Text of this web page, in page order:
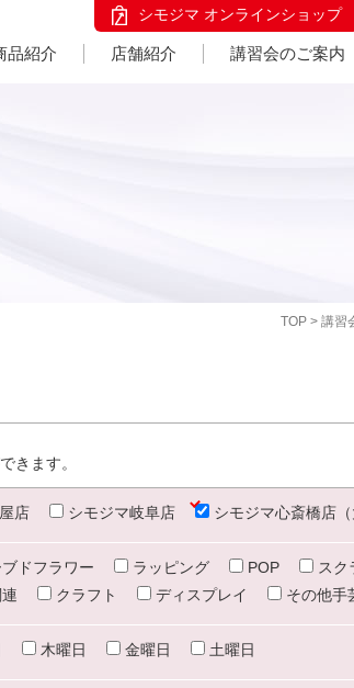
シモジマ オンラインショップ
品紹介 店舗紹介 講習会のご案内
TOP > 講習
きます。
店 シモジマ岐阜店 シモジマ心斎橋店（
ドフラワー ラッピング POP
スク
クラフト ディスプレイ その他手
木曜日 金曜日 土曜日